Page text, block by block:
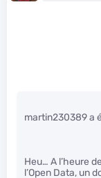
martin230389 a
Heu… A l’heure
l’Open Data, un